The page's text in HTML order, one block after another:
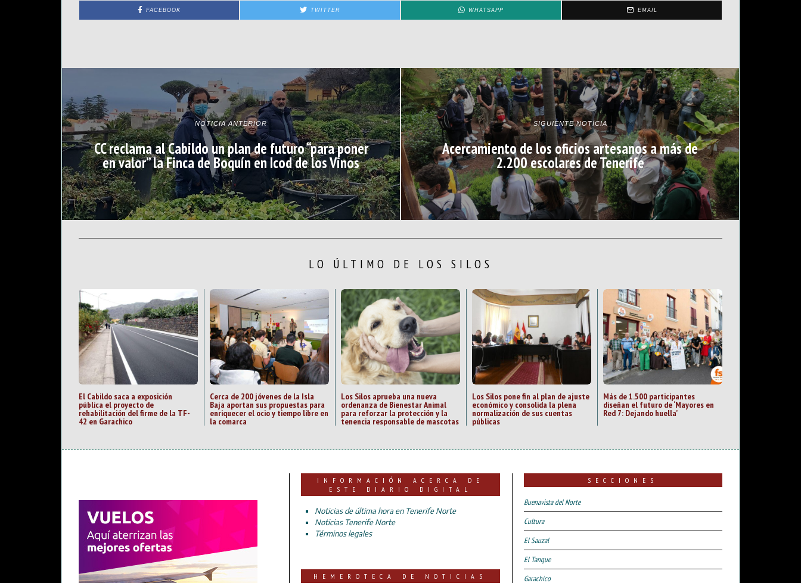
FACEBOOK TWITTER WHATSAPP EMAIL
NOTICIA ANTERIOR
CC reclama al Cabildo un plan de futuro “para poner
en valor” la Finca de Boquín en Icod de los Vinos
SIGUIENTE NOTICIA
Acercamiento de los oficios artesanos a más de
2.200 escolares de Tenerife
LO ÚLTIMO DE LOS SILOS
El Cabildo saca a exposición
pública el proyecto de
rehabilitación del firme de la TF-
42 en Garachico
Cerca de 200 jóvenes de la Isla
Baja aportan sus propuestas para
enriquecer el ocio y tiempo libre en
la comarca
Los Silos aprueba una nueva
ordenanza de Bienestar Animal
para reforzar la protección y la
tenencia responsable de mascotas
Los Silos pone fin al plan de ajuste
económico y consolida la plena
normalización de sus cuentas
públicas
Más de 1.500 participantes
diseñan el futuro de ‘Mayores en
Red 7: Dejando huella’
INFORMACIÓN ACERCA DE
ESTE DIARIO DIGITAL
Noticias de última hora en Tenerife Norte
Noticias Tenerife Norte
Términos legales
HEMEROTECA DE NOTICIAS
SECCIONES
Buenavista del Norte
Cultura
El Sauzal
El Tanque
Garachico